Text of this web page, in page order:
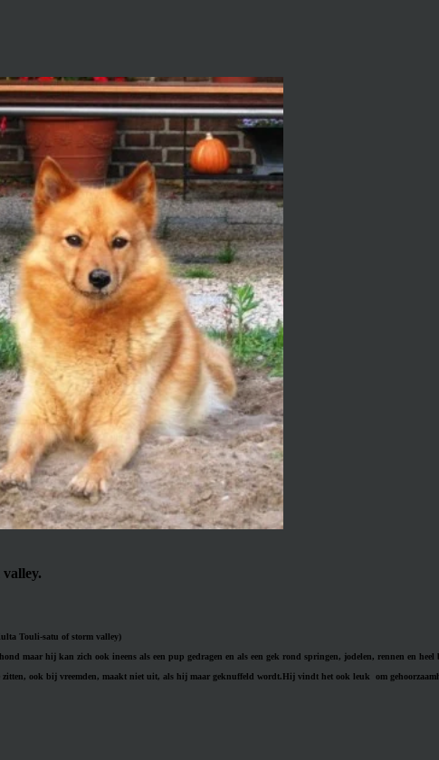
Touli-satu of storm valley)
maar hij kan zich ook ineens als een pup gedragen en als een gek rond springen, jodelen, rennen en
zitten, ook bij vreemden, maakt niet uit, als hij maar geknuffeld wordt. Hij vindt het ook leuk om